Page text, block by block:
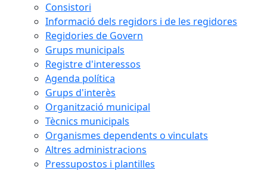
Consistori
Informació dels regidors i de les regidores
Regidories de Govern
Grups municipals
Registre d'interessos
Agenda política
Grups d'interès
Organització municipal
Tècnics municipals
Organismes dependents o vinculats
Altres administracions
Pressupostos i plantilles